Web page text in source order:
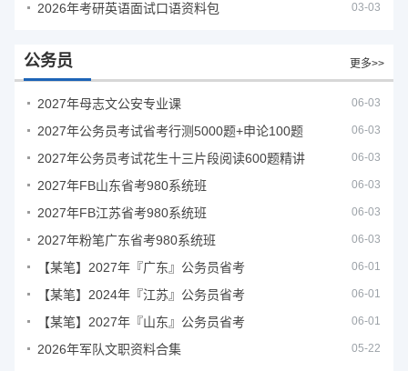
2026年考研英语面试口语资料包 03-03
公务员 更多>>
2027年母志文公安专业课 06-03
2027年公务员考试省考行测5000题+申论100题 06-03
2027年公务员考试花生十三片段阅读600题精讲 06-03
2027年FB山东省考980系统班 06-03
2027年FB江苏省考980系统班 06-03
2027年粉笔广东省考980系统班 06-03
【某笔】2027年『广东』公务员省考 06-01
【某笔】2024年『江苏』公务员省考 06-01
【某笔】2027年『山东』公务员省考 06-01
2026年军队文职资料合集 05-22